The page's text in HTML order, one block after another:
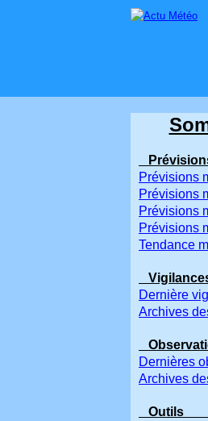
ACCUEIL
Prévisions
Prévisions
Prévisions
Prévisions
Tendance
Dernière
Archives
Dernières
Archives